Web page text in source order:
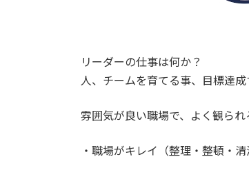
リーダーの仕事は何か？
人、チームを育てる事、目標達
雰囲気が良い職場で、よく観ら
・職場がキレイ（整理・整頓・